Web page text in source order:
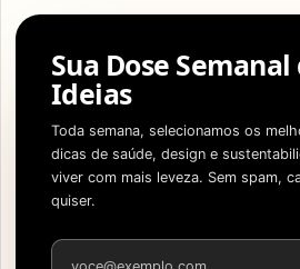
Sua Dose Semanal
Ideias
Toda semana, selecionamos os
dicas de saúde, design e
viver com mais leveza. Sem spam,
quiser.
Endereço de e-mail